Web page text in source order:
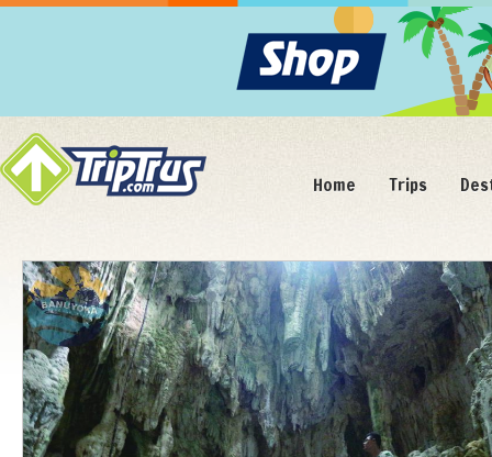
Home Trips